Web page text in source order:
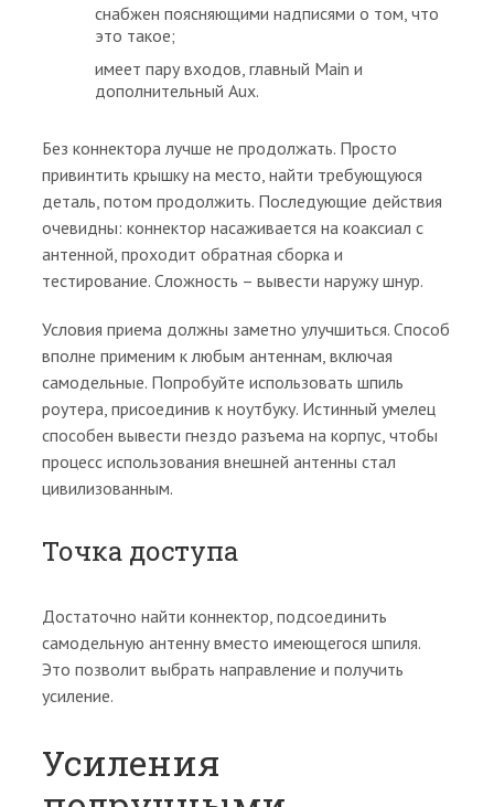
снабжен поясняющими надписями о том, что
это такое;
имеет пару входов, главный Main и
дополнительный Aux.
Без коннектора лучше не продолжать. Просто
привинтить крышку на место, найти требующуюся
деталь, потом продолжить. Последующие действия
очевидны: коннектор насаживается на коаксиал с
антенной, проходит обратная сборка и
тестирование. Сложность – вывести наружу шнур.
Условия приема должны заметно улучшиться. Способ
вполне применим к любым антеннам, включая
самодельные. Попробуйте использовать шпиль
роутера, присоединив к ноутбуку. Истинный умелец
способен вывести гнездо разъема на корпус, чтобы
процесс использования внешней антенны стал
цивилизованным.
Точка доступа
Достаточно найти коннектор, подсоединить
самодельную антенну вместо имеющегося шпиля.
Это позволит выбрать направление и получить
усиление.
Усиления